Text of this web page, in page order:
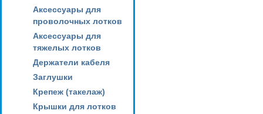
Аксессуары для
проволочных лотков
Аксессуары для
тяжелых лотков
Держатели кабеля
Заглушки
Крепеж (такелаж)
Крышки для лотков